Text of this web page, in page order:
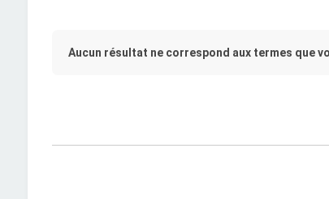
Aucun résultat ne correspond aux termes que